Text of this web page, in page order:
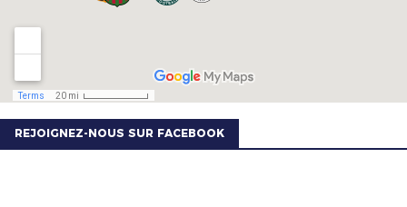
REJOIGNEZ-NOUS SUR FACEBOOK